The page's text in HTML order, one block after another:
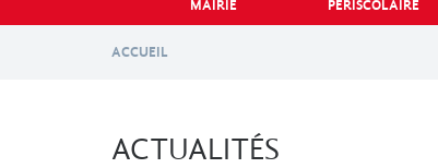
MAIRIE
PERISCOLAIRE
ACCUEIL
ACTUALITÉS